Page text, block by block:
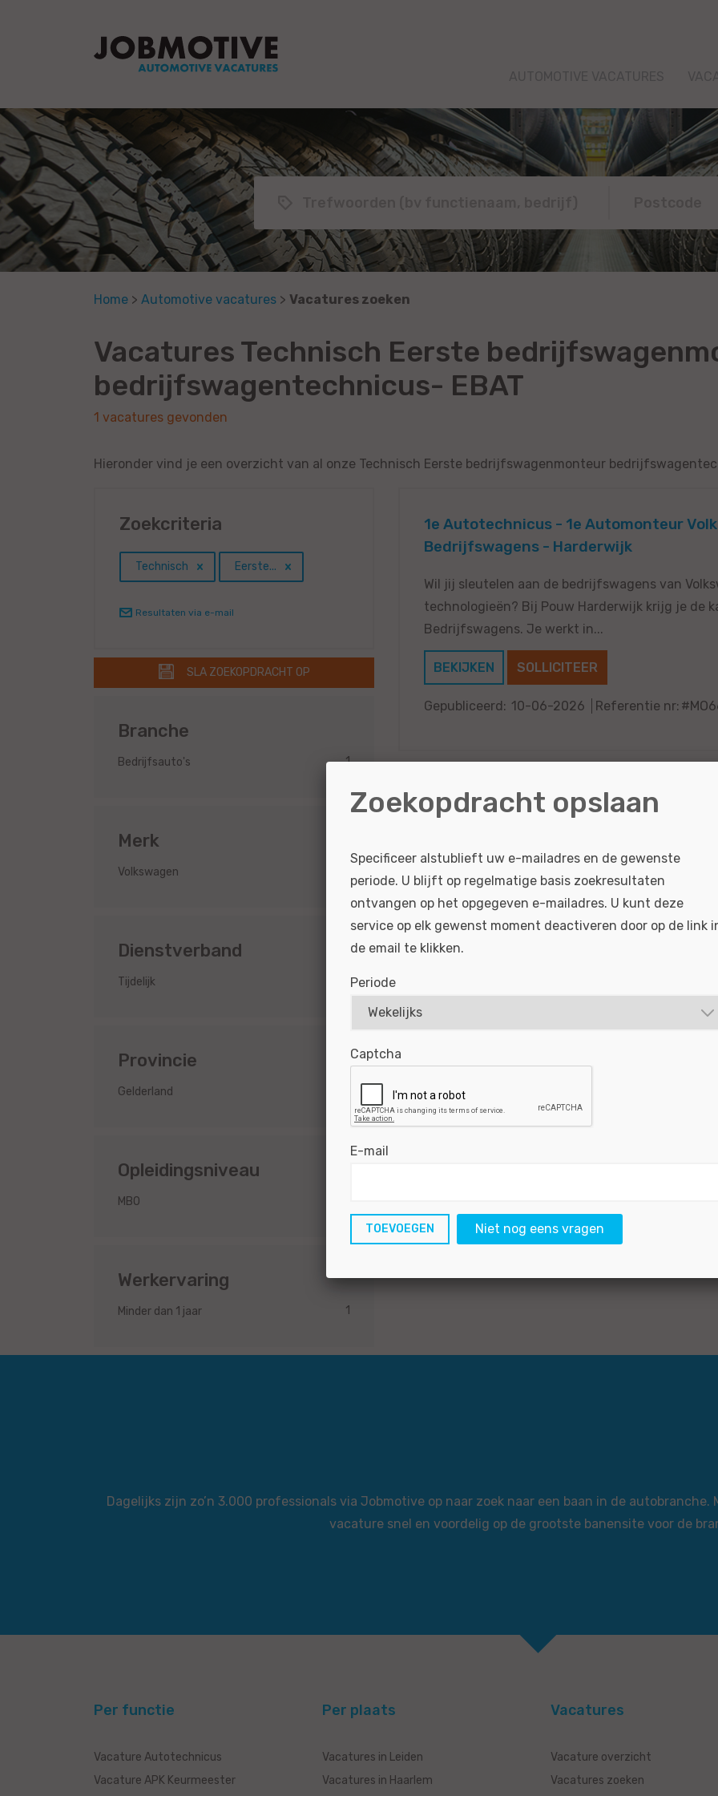
Home > Automotive vacatures > Vacatures zoeken
Vacatures Technisch Eerste
bedrijfswagentechnicus- EBAT
1 vacatures gevonden
Hieronder vind je een overzicht van al onze Technisch Eerste bedrijfswagenmonteur
1e Autotechnicus - 1e Automonteur
Bedrijfswagens - Harderwijk
Wil jij sleutelen aan de bedrijfswagens van
technologieën? Bij Pouw Harderwijk krijg je de
Bedrijfswagens. Je werkt in...
BEKIJKEN SOLLICITEER
Gepubliceerd: 10-06-2026 Referentie nr:
Zoekcriteria
Technisch Eerste...
Resultaten via e-mail
SLA ZOEKOPDRACHT OP
Branche
Bedrijfsauto's 1
Merk
Volkswagen
Dienstverband
Tijdelijk
Provincie
Gelderland
Opleidingsniveau
MBO
Werkervaring
Minder dan 1 jaar 1
Dagelijks zijn zo’n 3.000 professionals via Jobmotive op naar zoek naar een baan in de
vacature snel en voordelig op de grootste banensite voor de
Per functie
Vacature Autotechnicus
Vacature APK Keurmeester
Per plaats
Vacatures in Leiden
Vacatures in Haarlem
Vacatures
Vacature overzicht
Vacatures zoeken
Zoekopdracht opslaan
Specificeer alstublieft uw e-mailadres en de gewenste
periode. U blijft op regelmatige basis zoekresultaten
ontvangen op het opgegeven e-mailadres. U kunt deze
service op elk gewenst moment deactiveren door op de link
de email te klikken.
Periode
Captcha
E-mail
Niet nog eens vragen